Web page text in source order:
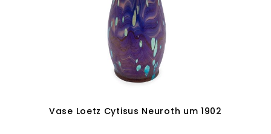
Vase Loetz Cytisus Neuroth um 1902